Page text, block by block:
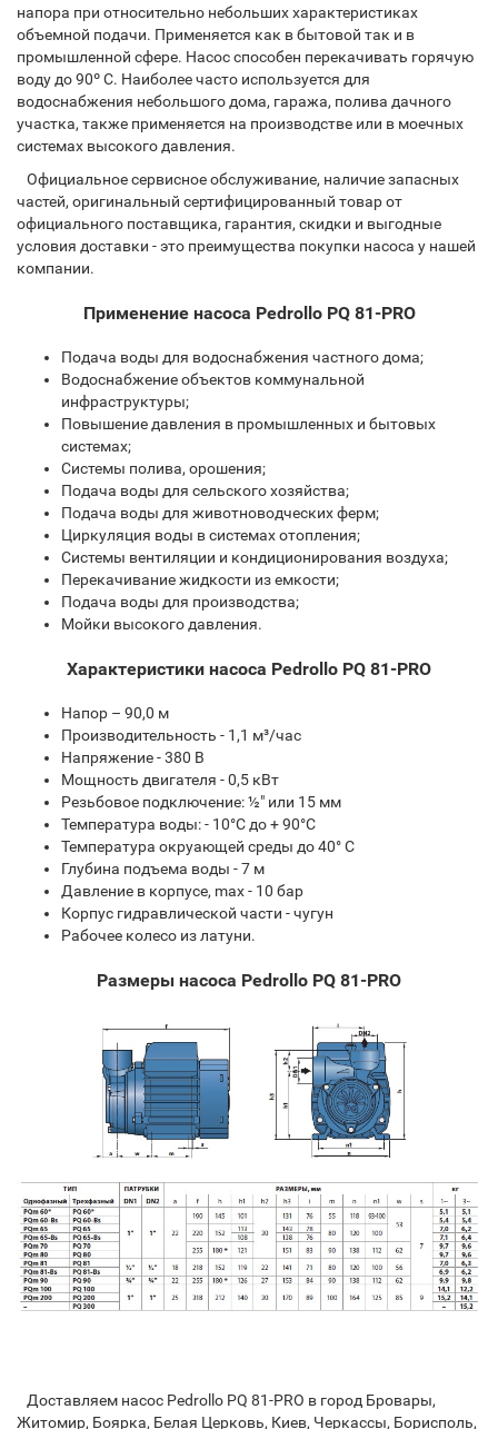
напора при относительно небольших характеристиках
объемной подачи. Применяется как в бытовой так и в
промышленной сфере. Насос способен перекачивать горячую
воду до 90º C. Наиболее часто используется для
водоснабжения небольшого дома, гаража, полива дачного
участка, также применяется на производстве или в моечных
системах высокого давления.
Официальное сервисное обслуживание, наличие запасных
частей, оригинальный сертифицированный товар от
официального поставщика, гарантия, скидки и выгодные
условия доставки - это преимущества покупки насоса у нашей
компании.
Применение насоса Pedrollo PQ 81-PRO
Подача воды для водоснабжения частного дома;
Водоснабжение объектов коммунальной
инфраструктуры;
Повышение давления в промышленных и бытовых
системах;
Системы полива, орошения;
Подача воды для сельского хозяйства;
Подача воды для животноводческих ферм;
Циркуляция воды в системах отопления;
Системы вентиляции и кондиционирования воздуха;
Перекачивание жидкости из емкости;
Подача воды для производства;
Мойки высокого давления.
Характеристики насоса Pedrollo PQ 81-PRO
Напор – 90,0 м
Производительность - 1,1 м³/час
Напряжение - 380 В
Мощность двигателя - 0,5 кВт
Резьбовое подключение: ½" или 15 мм
Температура воды: - 10°С до + 90°С
Температура окруающей среды до 40° С
Глубина подъема воды - 7 м
Давление в корпусе, max - 10 бар
Корпус гидравлической части - чугун
Рабочее колесо из латуни.
Размеры насоса Pedrollo PQ 81-PRO
Доставляем насос Pedrollo PQ 81-PRO в город Бровары,
Житомир, Боярка, Белая Церковь, Киев, Черкассы, Борисполь,